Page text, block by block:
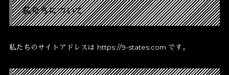
私たちについて
私たちのサイトアドレスは https://9-states.com です。